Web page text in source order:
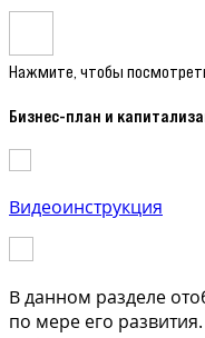
Нажмите, чтобы
Бизнес-план и
Видеоинструкция
В данном разделе
по мере его